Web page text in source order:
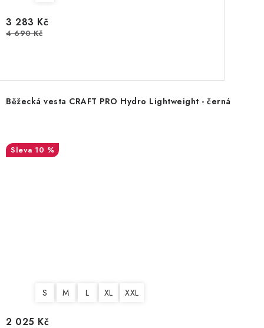
3 283 Kč
4 690 Kč
Běžecká vesta CRAFT PRO Hydro Lightweight - černá
10 %
S M L XL XXL
2 025 Kč